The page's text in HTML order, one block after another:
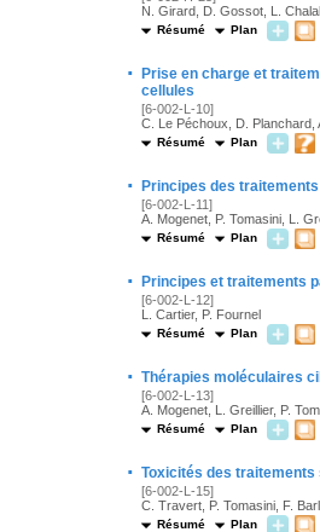
N. Girard, D. Gossot, L.
Résumé Plan
·
Prise en charge et
cellules
[6-002-L-10]
C. Le Péchoux, D. Planchard,
Résumé Plan
· Principes des
[6-002-L-11]
A. Mogenet, P. Tomasini, L.
Résumé Plan
· Principes et traitements
[6-002-L-12]
L. Cartier, P. Fournel
Résumé Plan
· Thérapies moléculaires
[6-002-L-13]
A. Mogenet, L. Greillier, P.
Résumé Plan
· Toxicités des
[6-002-L-15]
C. Travert, P. Tomasini, F.
Résumé Plan